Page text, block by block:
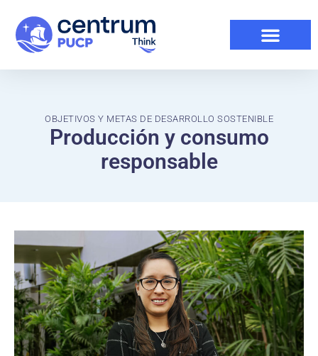
OBJETIVOS Y METAS DE DESARROLLO SOSTENIBLE
Producción y consumo
responsable